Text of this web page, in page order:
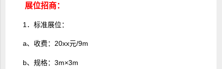
展位招商：
1．标准展位：
a、收费：20xx元/9m
b、规格：3m×3m